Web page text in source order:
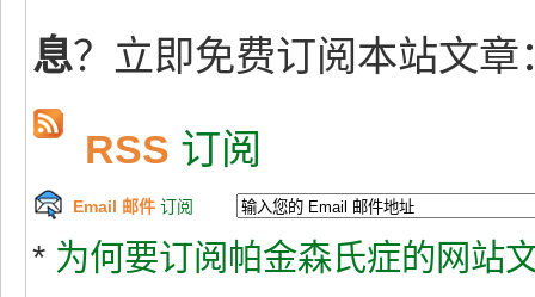
息？立即免费订阅本站文章
RSS 订阅
Email 邮件 订阅
* 为何要订阅帕金森氏症的网站